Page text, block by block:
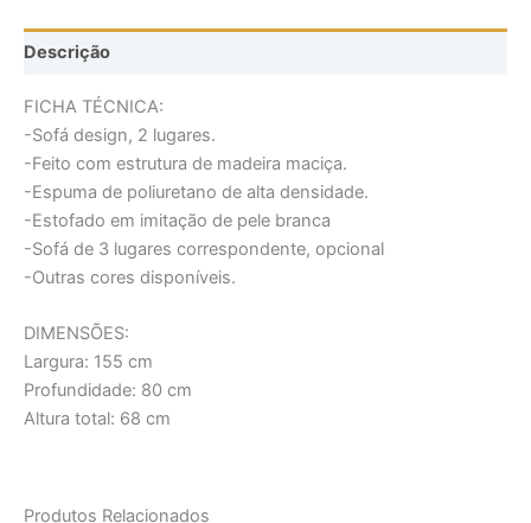
Descrição
FICHA TÉCNICA:
-Sofá design, 2 lugares.
-Feito com estrutura de madeira maciça.
-Espuma de poliuretano de alta densidade.
-Estofado em imitação de pele branca
-Sofá de 3 lugares correspondente, opcional
-Outras cores disponíveis.
DIMENSÕES:
Largura: 155 cm
Profundidade: 80 cm
Altura total: 68 cm
Produtos Relacionados